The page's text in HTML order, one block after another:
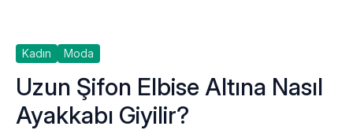
Kadın Moda
Uzun Şifon Elbise Altına Nasıl
Ayakkabı Giyilir?